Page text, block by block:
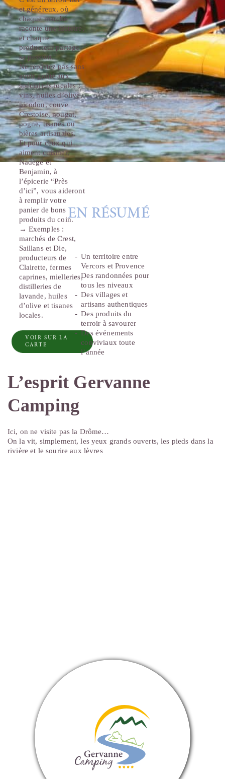
et généreux, où
chaque marché
raconte une histoire,
et chaque
producteur partage
sa passion.
Ne repartez pas sans
avoir goûté aux
spécialités locales :
vins, huiles d’olive,
picodon, couve
Crestoise, nougat,
pogne, tisanes ou
bières artisanales.
Et pour ceux qui
aiment cuisiner,
Nadège et
Benjamin, à
l’épicerie “Près
d’ici”, vous aideront
à remplir votre
panier de bons
produits du coin.
→ Exemples :
marchés de Crest,
Saillans et Die,
producteurs de
Clairette, fermes
caprines, mielleries,
distilleries de
lavande, huiles
d’olive et tisanes
locales.
VOIR SUR LA
CARTE
EN RÉSUMÉ
Un territoire entre
Vercors et Provence
Des randonnées pour
tous les niveaux
Des villages et
artisans authentiques
Des produits du
terroir à savourer
Des événements
conviviaux toute
l’année
L’esprit Gervanne
Camping
Ici, on ne visite pas la Drôme…
On la vit, simplement, les yeux grands ouverts, les pieds dans la
rivière et le sourire aux lèvres